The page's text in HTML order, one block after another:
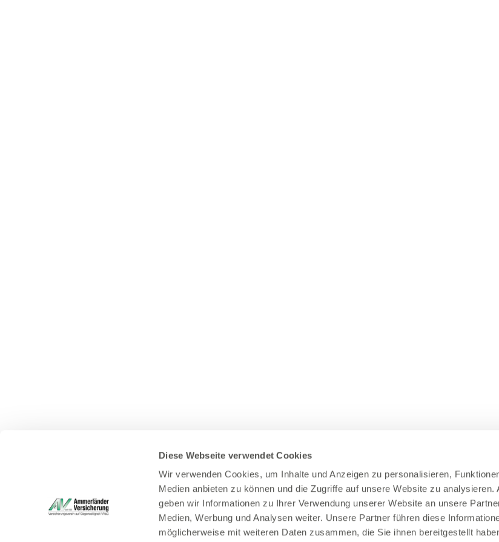
Diese Webseite verwendet Cookies
Wir verwenden Cookies, um Inhalte und Anzeigen zu personalisieren,
Medien anbieten zu können und die Zugriffe auf unsere Website zu analysieren.
geben wir Informationen zu Ihrer Verwendung unserer Website an unsere
Medien, Werbung und Analysen weiter. Unsere Partner führen diese
möglicherweise mit weiteren Daten zusammen, die Sie ihnen bereitgestellt